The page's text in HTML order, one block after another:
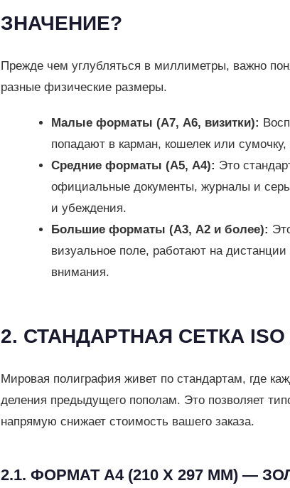
ЗНАЧЕНИЕ?
Прежде чем углубляться в миллиметры, важно
разные физические размеры.
Малые форматы (А7, А6, визитки):
попадают в карман, кошелек или
Средние форматы (А5, А4): Это
официальные документы, журналы и
и убеждения.
Большие форматы (А3, А2 и более):
визуальное поле, работают на
внимания.
2. СТАНДАРТНАЯ СЕТКА
Мировая полиграфия живет по стандартам, где
деления предыдущего пополам. Это позволяет
напрямую снижает стоимость вашего заказа.
2.1. ФОРМАТ А4 (210 Х 297 ММ) —